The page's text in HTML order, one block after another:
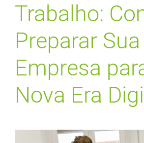
Trabalho:
Preparar Sua
Empresa
Nova Era